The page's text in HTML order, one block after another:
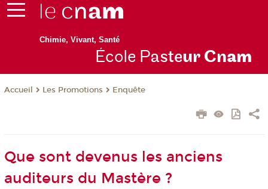
Chimie, Vivant, Santé
École Pasteur Cnam
Accueil Les Promotions Enquête
Que sont devenus les anciens
auditeurs du Mastère ?